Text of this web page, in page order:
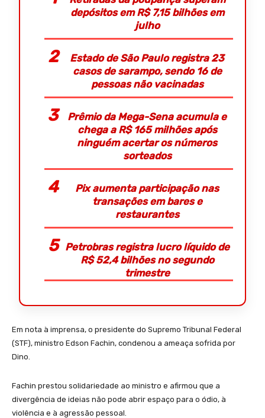
depósitos em R$ 7,15 bilhões em
julho
Estado de São Paulo registra 23
casos de sarampo, sendo 16 de
pessoas não vacinadas
Prêmio da Mega-Sena acumula e
chega a R$ 165 milhões após
ninguém acertar os números
sorteados
Pix aumenta participação nas
transações em bares e
restaurantes
Petrobras registra lucro líquido de
R$ 52,4 bilhões no segundo
trimestre
Em nota à imprensa, o presidente do Supremo Tribunal Federal
(STF), ministro Edson Fachin, condenou a ameaça sofrida por
Dino.
Fachin prestou solidariedade ao ministro e afirmou que a
divergência de ideias não pode abrir espaço para o ódio, à
violência e à agressão pessoal.